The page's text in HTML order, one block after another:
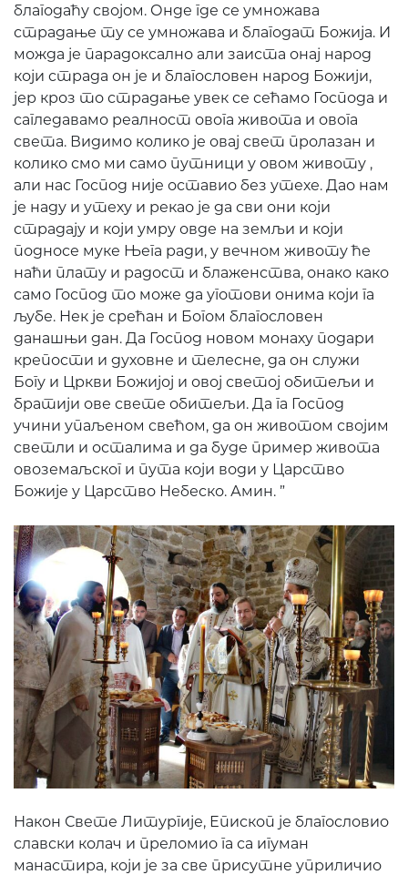
благодаћу својом. Онде где се умножава
страдање ту се умножава и благодат Божија. И
можда је парадоксално али заиста онај народ
који страда он је и благословен народ Божији,
јер кроз то страдање увек се сећамо Господа и
сагледавамо реалност овога живота и овога
света. Видимо колико је овај свет пролазан и
колико смо ми само путници у овом животу ,
али нас Господ није оставио без утехе. Дао нам
је наду и утеху и рекао је да сви они који
страдају и који умру овде на земљи и који
подносе муке Њега ради, у вечном животу ће
наћи плату и радост и блаженства, онако како
само Господ то може да уготови онима који га
љубе. Нек је срећан и Богом благословен
данашњи дан. Да Господ новом монаху подари
крепости и духовне и телесне, да он служи
Богу и Цркви Божијој и овој светој обитељи и
братији ове свете обитељи. Да га Господ
учини упаљеном свећом, да он животом својим
светли и осталима и да буде пример живота
овоземаљског и пута који води у Царство
Божије у Царство Небеско. Амин. ”
Након Свете Литургије, Епископ је благословио
славски колач и преломио га са игуман
манастира, који је за све присутне уприличио